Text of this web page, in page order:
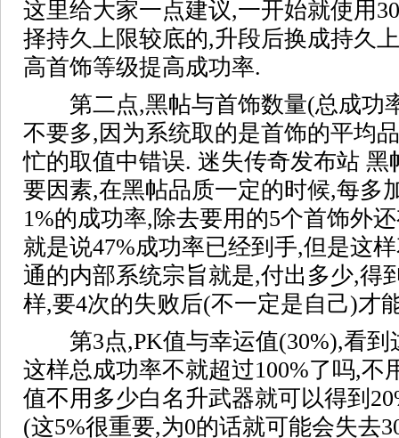
这里给大家一点建议,一开始就使用
择持久上限较底的,升段后换成持久
高首饰等级提高成功率.
第二点,黑帖与首饰数量(总成功
不要多,因为系统取的是首饰的平均
忙的取值中错误. 迷失传奇发布站
要因素,在黑帖品质一定的时候,每多
1%的成功率,除去要用的5个首饰外
就是说47%成功率已经到手,但是这
通的内部系统宗旨就是,付出多少,得
样,要4次的失败后(不一定是自己)才
第3点,PK值与幸运值(30%),看到
这样总成功率不就超过100%了吗,不
值不用多少白名升武器就可以得到
(这5%很重要,为0的话就可能会失去